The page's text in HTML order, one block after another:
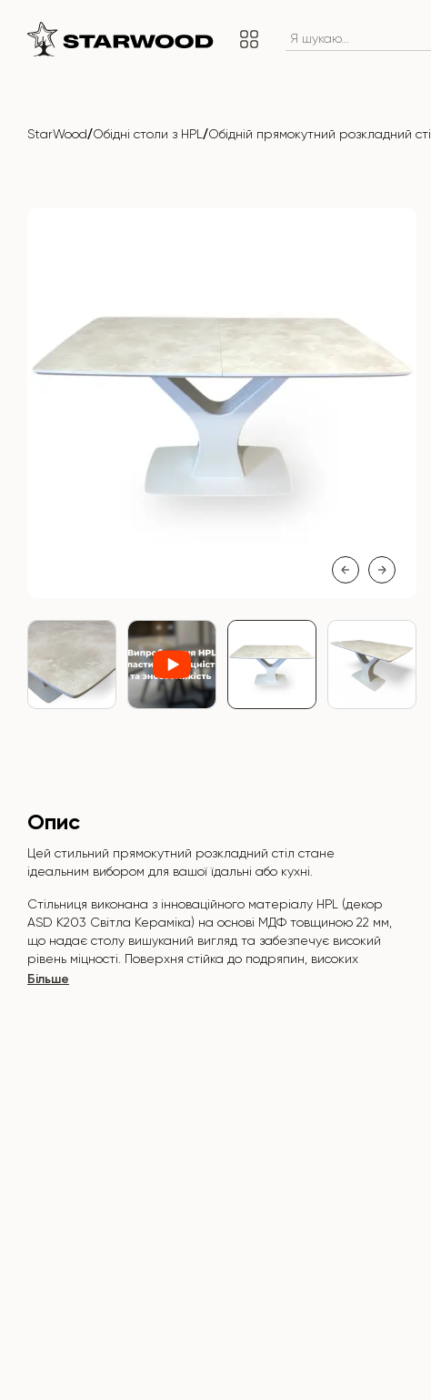
StarWood/Обідні столи з HPL /Обідній прямокутний розкладний
Опис
Цей стильний прямокутний розкладний стіл стане
ідеальним вибором для вашої їдальні або кухні.
Стільниця виконана з інноваційного матеріалу HPL (декор
ASD К203 Світла Кераміка) на основі МДФ товщиною 22 мм,
що надає столу вишуканий вигляд та забезпечує високий
рівень міцності. Поверхня стійка до подряпин, високих
температур, і не вбирає такі забруднювачі, як йод,
Більше